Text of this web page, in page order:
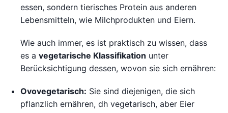
essen, sondern tierisches Protein aus anderen
Lebensmitteln, wie Milchprodukten und Eiern.
Wie auch immer, es ist praktisch zu wissen, dass
es a vegetarische Klassifikation unter
Berücksichtigung dessen, wovon sie sich ernähren:
Ovovegetarisch: Sie sind diejenigen, die sich
pflanzlich ernähren, dh vegetarisch, aber Eier